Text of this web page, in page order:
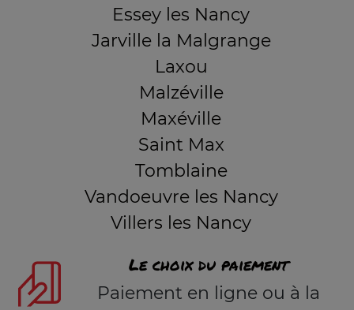
Essey les Nancy
Jarville la Malgrange
Laxou
Malzéville
Maxéville
Saint Max
Tomblaine
Vandoeuvre les Nancy
Villers les Nancy
Le choix du paiement
Paiement en ligne ou à la